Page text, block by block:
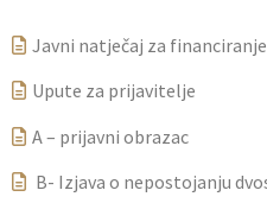
Javni natječaj za
Upute za prijavitelje
A – prijavni obrazac
B- Izjava o nepostojanju